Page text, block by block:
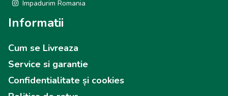
Impadurim Romania
Informatii
Cum se Livreaza
Service si garantie
Confidentialitate și cookies